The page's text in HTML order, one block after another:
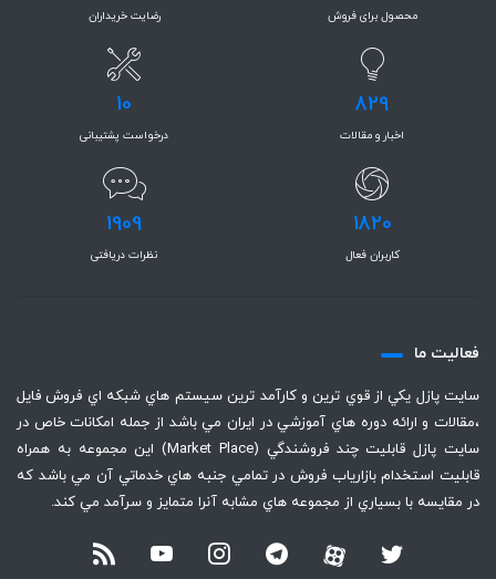
محصول برای فروش رضایت خریداران
829
اخبار و مقالات
10
درخواست پشتیبانی
1820
کاربران فعال
1909
نظرات دریافتی
فعاليت ما
سايت پازل يكي از قوي ترين و كارآمد ترين سيستم هاي شبكه اي فروش فايل
،‌مقالات و ارائه دوره هاي آموزشي در ايران مي باشد از جمله امكانات خاص در
سايت پازل قابليت چند فروشندگي (Market Place) اين مجموعه به همراه
قابليت استخدام بازارياب فروش در تمامي جنبه هاي خدماتي آن مي باشد كه
در مقايسه با بسياري از مجموعه هاي مشابه آنرا متمايز و سرآمد مي كند.